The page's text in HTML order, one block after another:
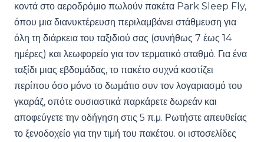
κοντά στο αεροδρόμιο πωλούν πακέτα Park Sleep Fly,
όπου μια διανυκτέρευση περιλαμβάνει στάθμευση για
όλη τη διάρκεια του ταξιδιού σας (συνήθως 7 έως 14
ημέρες) και λεωφορείο για τον τερματικό σταθμό. Για ένα
ταξίδι μιας εβδομάδας, το πακέτο συχνά κοστίζει
περίπου όσο μόνο το δωμάτιο συν τον λογαριασμό του
γκαράζ, οπότε ουσιαστικά παρκάρετε δωρεάν και
αποφεύγετε την οδήγηση στις 5 π.μ. Ρωτήστε απευθείας
το ξενοδοχείο για την τιμή του πακέτου. οι ιστοσελίδες